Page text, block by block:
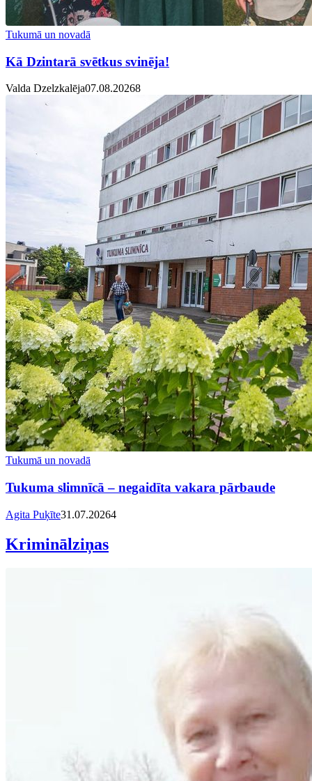
Tukumā un novadā
Kā Dzintarā svētkus svinēja!
Valda Dzelzkalēja07.08.20268
Tukumā un novadā
Tukuma slimnīcā – negaidīta vakara pārbaude
Agita Puķīte31.07.20264
Kriminālziņas